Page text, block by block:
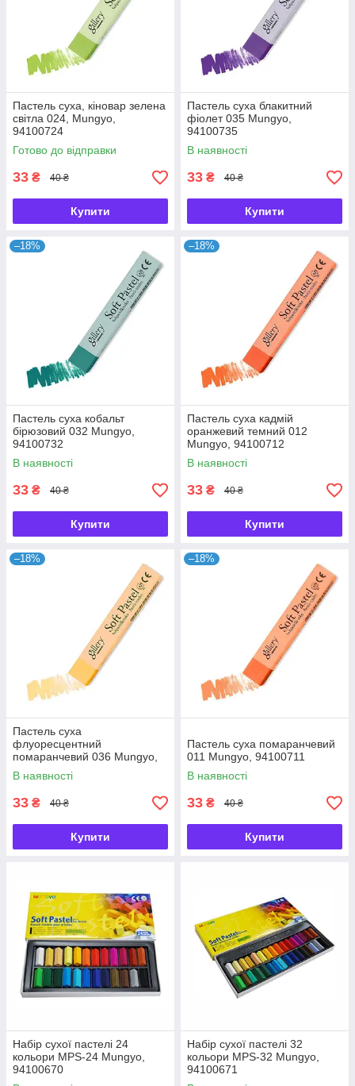
Пастель суха, кіновар зелена
світла 024, Mungyo,
94100724
Готово до відправки
33 ₴ 40 ₴
Купити
Пастель суха блакитний
фіолет 035 Mungyo,
94100735
В наявності
33 ₴ 40 ₴
Купити
–18%
Пастель суха кобальт
бірюзовий 032 Mungyo,
94100732
В наявності
33 ₴ 40 ₴
Купити
–18%
Пастель суха кадмій
оранжевий темний 012
Mungyo, 94100712
В наявності
33 ₴ 40 ₴
Купити
–18%
Пастель суха
флуоресцентний
помаранчевий 036 Mungyo,
94100736
В наявності
33 ₴ 40 ₴
Купити
–18%
Пастель суха помаранчевий
011 Mungyo, 94100711
В наявності
33 ₴ 40 ₴
Купити
Набір сухої пастелі 24
кольори MPS-24 Mungyo,
94100670
Набір сухої пастелі 32
кольори MPS-32 Mungyo,
94100671